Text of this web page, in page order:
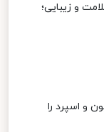
و زیبایی؛
و اسپرد را